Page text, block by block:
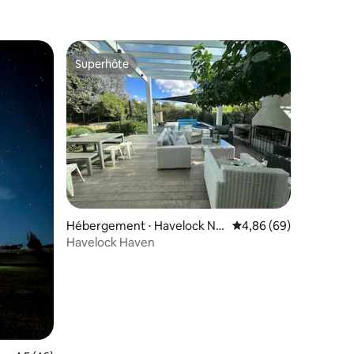
: 4,99 sur 5
appréciés Superhôte
Superhôte
Hébergement ⋅ Havelock No
rth
Évaluation moyenne
4,86 (69)
Havelock Haven